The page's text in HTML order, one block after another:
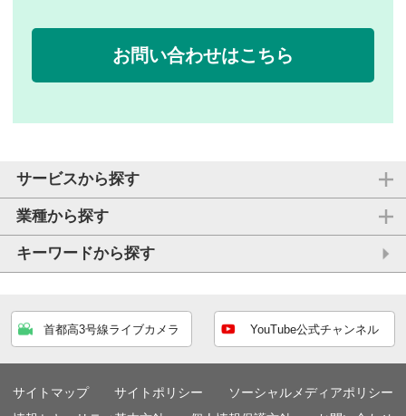
お問い合わせはこちら
サービスから探す
業種から探す
キーワードから探す
首都高3号線ライブカメラ YouTube公式チャンネル
サイトマップ サイトポリシー
ソーシャルメディアポリシー